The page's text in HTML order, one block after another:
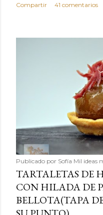
Compartir 41 comentarios
Publicado por Sofía Mil ideas
TARTALETAS DE
CON HILADA DE
BELLOTA(TAPA